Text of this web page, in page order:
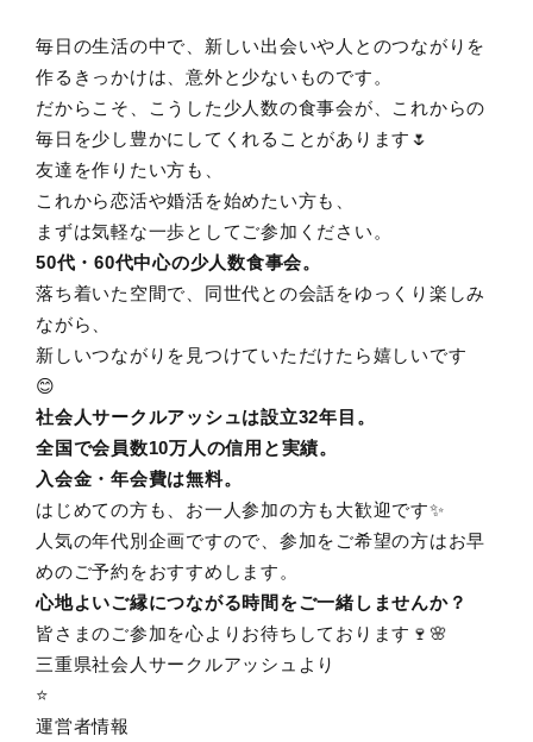
毎日の生活の中で、新しい出会いや人とのつながりを
作るきっかけは、意外と少ないものです。
だからこそ、こうした少人数の食事会が、これからの
毎日を少し豊かにしてくれることがあります🌷
友達を作りたい方も、
これから恋活や婚活を始めたい方も、
まずは気軽な一歩としてご参加ください。
50代・60代中心の少人数食事会。
落ち着いた空間で、同世代との会話をゆっくり楽しみ
ながら、
新しいつながりを見つけていただけたら嬉しいです
😊
社会人サークルアッシュは設立32年目。
全国で会員数10万人の信用と実績。
入会金・年会費は無料。
はじめての方も、お一人参加の方も大歓迎です✨
人気の年代別企画ですので、参加をご希望の方はお早
めのご予約をおすすめします。
心地よいご縁につながる時間をご一緒しませんか？
皆さまのご参加を心よりお待ちしております🍷🌸
三重県社会人サークルアッシュより
⭐️
運営者情報